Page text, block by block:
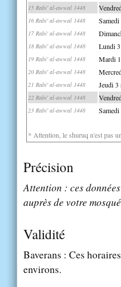
15 Rabi' al-awwal 1448
16 Rabi' al-awwal 1448
17 Rabi' al-awwal 1448
18 Rabi' al-awwal 1448 Lundi
19 Rabi' al-awwal 1448 Mardi
20 Rabi' al-awwal 1448
21 Rabi' al-awwal 1448 Jeudi 3
22 Rabi' al-awwal 1448
23 Rabi' al-awwal 1448 Samedi
* Attention, le shuruq n'est pas
Précision
Attention : ces
auprès de votre
Validité
Baverans : Ces
environs.